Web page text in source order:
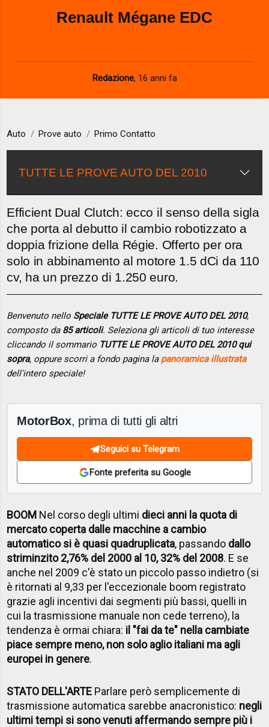
Renault Mégane EDC
Redazione, 16 anni fa
Auto Prove auto Primo Contatto
TUTTE LE PROVE AUTO DEL 2010
Efficient Dual Clutch: ecco il senso della sigla
che porta al debutto il cambio robotizzato a
doppia frizione della Régie. Offerto per ora
solo in abbinamento al motore 1.5 dCi da 110
cv, ha un prezzo di 1.250 euro.
Benvenuto nello Speciale TUTTE LE PROVE AUTO DEL 2010,
composto da 85 articoli. Seleziona gli articoli di tuo interesse
cliccando il sommario TUTTE LE PROVE AUTO DEL 2010 qui
sopra, oppure scorri a fondo pagina la panoramica illustrata
dell'intero speciale!
MotorBox, prima di tutti gli altri
Seguici su Telegram
Fonte preferita su Google
BOOM Nel corso degli ultimi dieci anni la quota di
mercato coperta dalle macchine a cambio
automatico si è quasi quadruplicata, passando dallo
striminzito 2,76% del 2000 al 10, 32% del 2008. E se
anche nel 2009 c'è stato un piccolo passo indietro (si
è ritornati al 9,33 per l'eccezionale boom registrato
grazie agli incentivi dai segmenti più bassi, quelli in
cui la trasmissione manuale non cede terreno), la
tendenza è ormai chiara: il "fai da te" nella cambiate
piace sempre meno, non solo aglio italiani ma agli
europei in genere.
STATO DELL'ARTE Parlare però semplicemente di
trasmissione automatica sarebbe anacronistico: negli
ultimi tempi si sono venuti affermando sempre più i